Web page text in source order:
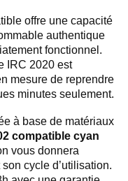
offre une capacité
authentique
fonctionnel.
IRC 2020 est
mesure de reprendre
minutes seulement.
à base de matériaux
compatible cyan
vous donnera
cycle d’utilisation.